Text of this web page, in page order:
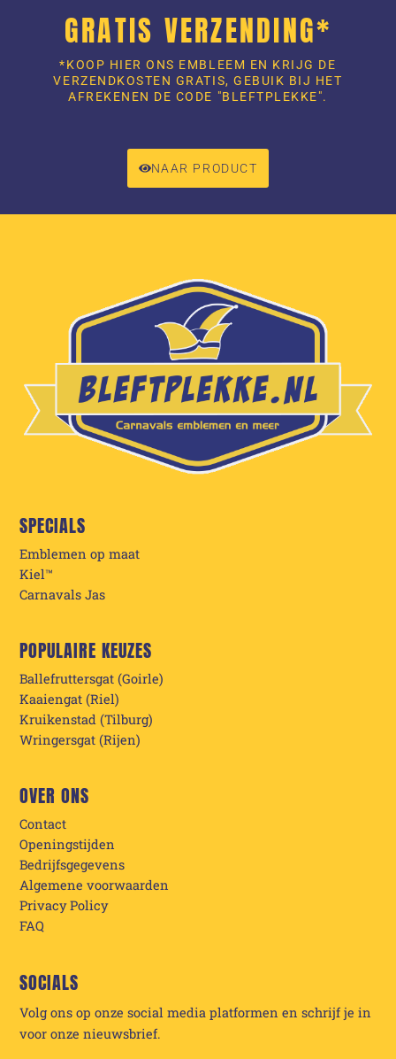
GRATIS VERZENDING*
*KOOP HIER ONS EMBLEEM EN KRIJG DE
VERZENDKOSTEN GRATIS, GEBUIK BIJ HET
AFREKENEN DE CODE "BLEFTPLEKKE".
NAAR PRODUCT
SPECIALS
Emblemen op maat
Kiel™
Carnavals Jas
POPULAIRE KEUZES
Ballefruttersgat (Goirle)
Kaaiengat (Riel)
Kruikenstad (Tilburg)
Wringersgat (Rijen)
OVER ONS
Contact
Openingstijden
Bedrijfsgegevens
Algemene voorwaarden
Privacy Policy
FAQ
SOCIALS
Volg ons op onze social media platformen en schrijf je in
voor onze nieuwsbrief.